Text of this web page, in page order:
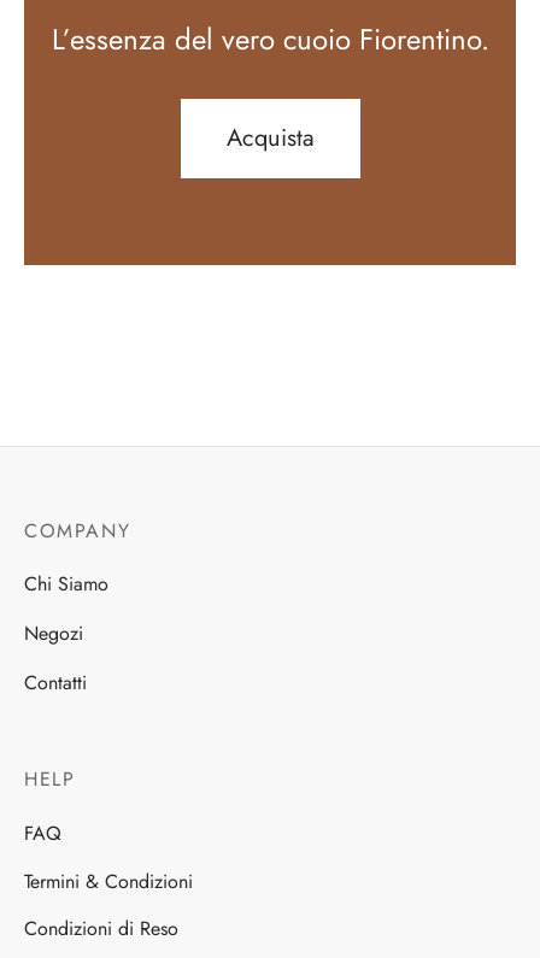
L’essenza del vero cuoio Fiorentino.
Acquista
COMPANY
Chi Siamo
Negozi
Contatti
HELP
FAQ
Termini & Condizioni
Condizioni di Reso